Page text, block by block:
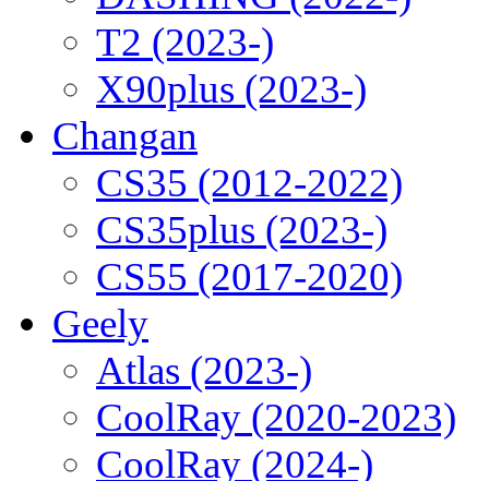
T2 (2023-)
X90plus (2023-)
Changan
CS35 (2012-2022)
CS35plus (2023-)
CS55 (2017-2020)
Geely
Atlas (2023-)
CoolRay (2020-2023)
CoolRay (2024-)